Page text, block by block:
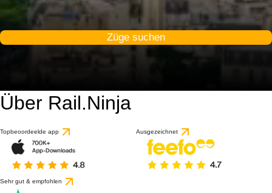
Züge suchen
Über Rail.Ninja
Topbeoordeelde app Ausgezeichnet
Sehr gut & empfohlen
basierend auf 17